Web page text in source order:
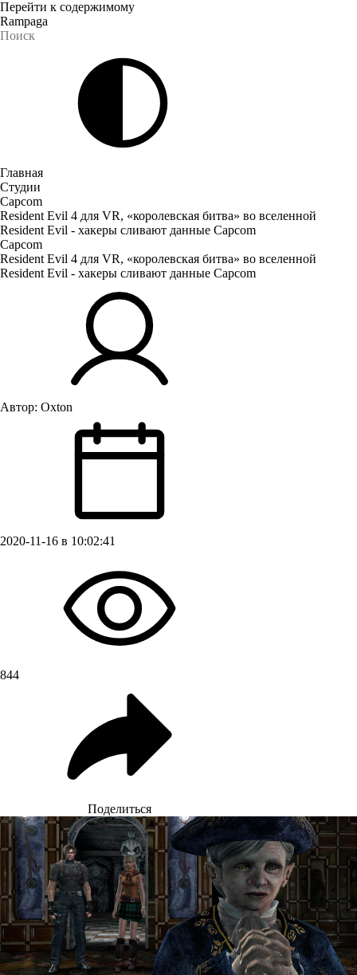
Перейти к содержимому
Rampaga
Главная
Студии
Capcom
Resident Evil 4 для VR, «королевская битва» во вселенной
Resident Evil - хакеры сливают данные Capcom
Capcom
Resident Evil 4 для VR, «королевская битва» во вселенной
Resident Evil - хакеры сливают данные Capcom
Автор: Oxton
2020-11-16 в 10:02:41
844
Поделиться